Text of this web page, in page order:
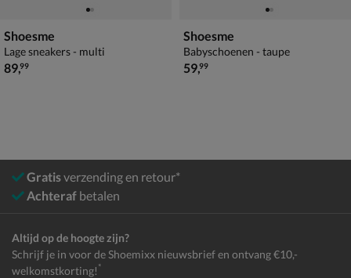
Shoesme
Lage sneakers - multi
€ 89,99
89,99
Shoesme
Babyschoenen - taupe
€ 59,99
59,99
Gratisverzending en retour*
Achteraf betalen
Altijd op de hoogte zijn?
Schrijf je in voor de Shoemixx nieuwsbrief en ontvang €10,-
welkomstkorting! *